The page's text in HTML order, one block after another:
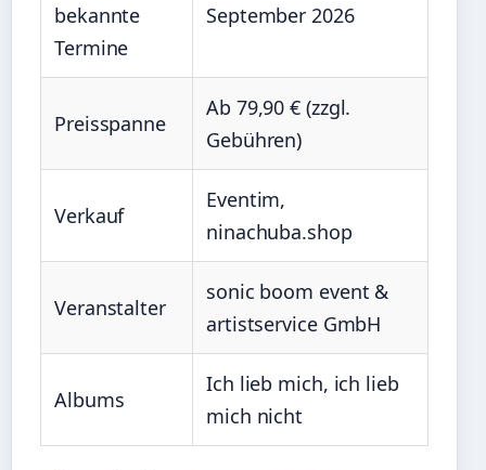
bekannte
Termine
September 2026
Preisspanne
Ab 79,90 € (zzgl.
Gebühren)
Verkauf
Eventim,
ninachuba.shop
Veranstalter
sonic boom event &
artistservice GmbH
Albums
Ich lieb mich, ich lieb
mich nicht